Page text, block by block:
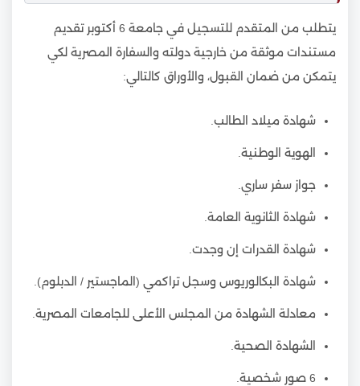
يتطلب من المتقدم للتسجيل في جامعة 6 أكتوبر تقديم
مستندات موثقة من خارجية دولته والسفارة المصرية لكي
يتمكن من ضمان القبول، والأوراق كالتالي:
شهادة ميلاد الطالب.
الهوية الوطنية.
جواز سفر ساري.
شهادة الثانوية العامة.
شهادة القدرات إن وجدت.
شهادة البكالوريوس وسجل تراكمي (الماجستير / الدبلوم).
معادلة الشهادة من المجلس الأعلى للجامعات المصرية.
الشهادة الصحية.
6 صور شخصية.